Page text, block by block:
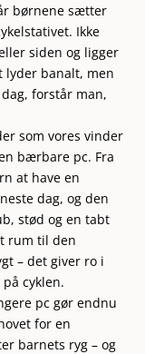
børnene sætter
Ikke
siden og ligger
lyder banalt, men
forstår man,
som vores vinder
bærbare pc. Fra
at have en
dag, og den
stød og en tabt
rum til den
– det giver ro i
cyklen.
pc gør endnu
for en
barnets ryg – og